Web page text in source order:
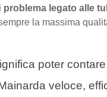
problema legato alle
la massima
poter
veloce,